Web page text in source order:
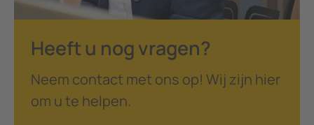
Heeft u nog vragen?
Neem contact met ons op! Wij zijn hier
om u te helpen.